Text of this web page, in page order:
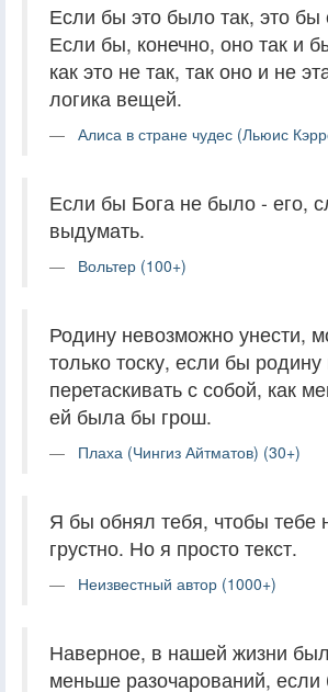
Если бы это было так, это бы
Если бы, конечно, оно так и
как это не так, так оно и не
логика вещей.
Алиса в стране чудес (Льюис
Если бы Бога не было - его,
выдумать.
Вольтер (100+)
Родину невозможно унести,
только тоску, если бы
перетаскивать с собой, как
ей была бы грош.
Плаха (Чингиз Айтматов) (30+)
Я бы обнял тебя, чтобы тебе
грустно. Но я просто текст.
Неизвестный автор (1000+)
Наверное, в нашей жизни
меньше разочарований,